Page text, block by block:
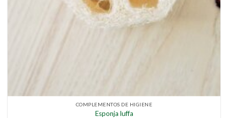
COMPLEMENTOS DE HIGIENE
Esponja luffa